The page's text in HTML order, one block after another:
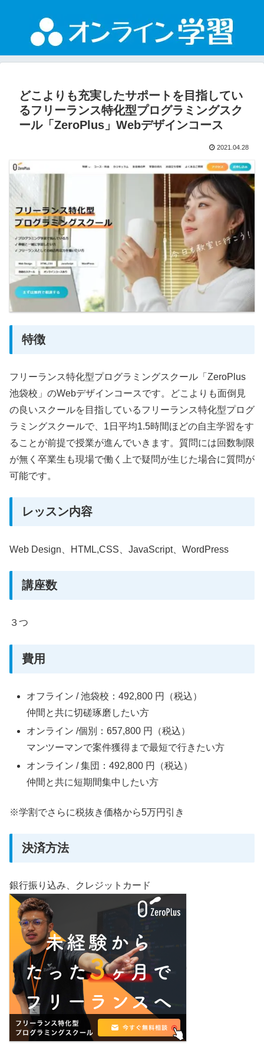
どこよりも充実したサポートを目指してい
るフリーランス特化型プログラミングスク
ール「ZeroPlus」Webデザインコース
2021.04.28
特徴
フリーランス特化型プログラミングスクール「ZeroPlus
池袋校」のWebデザインコースです。どこよりも面倒見
の良いスクールを目指しているフリーランス特化型プログ
ラミングスクールで、1日平均1.5時間ほどの自主学習をす
ることが前提で授業が進んでいきます。質問には回数制限
が無く卒業生も現場で働く上で疑問が生じた場合に質問が
可能です。
レッスン内容
Web Design、HTML,CSS、JavaScript、WordPress
講座数
３つ
費用
オフライン / 池袋校：492,800 円（税込）
仲間と共に切磋琢磨したい方
オンライン /個別：657,800 円（税込）
マンツーマンで案件獲得まで最短で行きたい方
オンライン / 集団：492,800 円（税込）
仲間と共に短期間集中したい方
※学割でさらに税抜き価格から5万円引き
決済方法
銀行振り込み、クレジットカード